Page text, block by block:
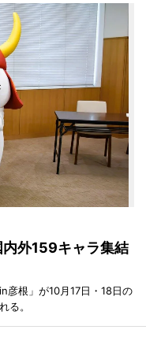
外159キャラ集結
彦根」が10月17日・18日の
る。